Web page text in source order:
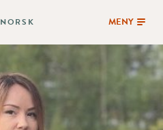
NORSK MENY